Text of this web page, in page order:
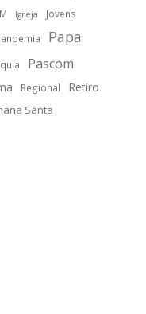
Igreja Jovens
Papa
Pascom
Regional Retiro
Santa